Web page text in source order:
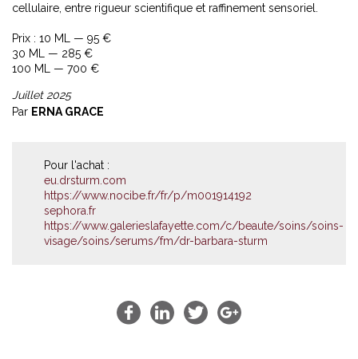
cellulaire, entre rigueur scientifique et raffinement sensoriel.
Prix : 10 ML — 95 €
30 ML — 285 €
100 ML — 700 €
Juillet 2025
Par ERNA GRACE
Pour l'achat :
eu.drsturm.com
https://www.nocibe.fr/fr/p/m001914192
sephora.fr
https://www.galerieslafayette.com/c/beaute/soins/soins-
visage/soins/serums/fm/dr-barbara-sturm